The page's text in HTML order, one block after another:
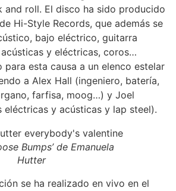
and roll. El disco ha sido producido
Hi-Style Records, que además se
bajo eléctrico, guitarra
y eléctricas, coros…
para esta causa a un elenco estelar
a Alex Hall (ingeniero, batería,
farfisa, moog…) y Joel
eléctricas y acústicas y lap steel).
Bumps’ de Emanuela
Hutter
se ha realizado en vivo en el